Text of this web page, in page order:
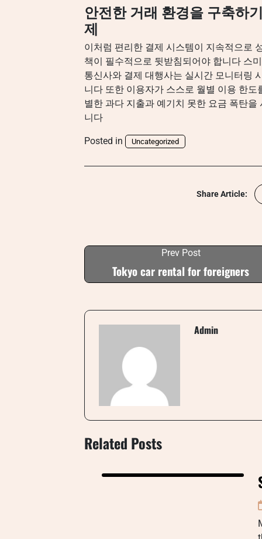
안전한 거래 환경을 구축하
제
이처럼 편리한 결제 시스템이 지속적으로
책이 필수적으로 뒷받침되어야 합니다 스
통신사와 결제 대행사는 실시간 모니터링
니다 또한 이용자가 스스로 월별 이용 한
별한 과다 지출과 예기치 못한 요금 폭탄
니다
Posted in Uncategorized
Share Article:
Prev Post
Tokyo car rental for foreigners
Admin
Related Posts